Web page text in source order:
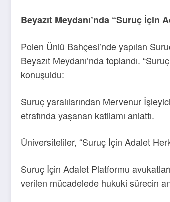
Beyazıt Meydanı’nda “Suruç İçin
Polen Ünlü Bahçesi’nde yapılan
Beyazıt Meydanı’nda toplandı.
konuşuldu:
Suruç yaralılarından Mervenur
etrafında yaşanan katliamı anlattı.
Üniversiteliler, “Suruç İçin Adalet
Suruç İçin Adalet Platformu
verilen mücadelede hukuki sürecin